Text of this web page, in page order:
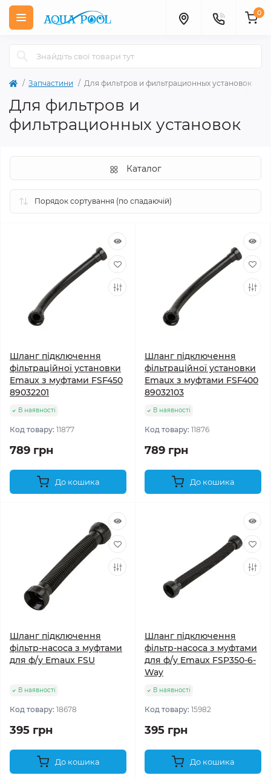
0
Запчастини Для фильтров и фильтрационных установок
Для фильтров и
фильтрационных установок
Каталог
Шланг підключення
фільтраційної установки
Emaux з муфтами FSF450
89032201
В наявності
Код товару: 11877
789 грн
До кошика
Шланг підключення
фільтраційної установки
Emaux з муфтами FSF400
89032103
В наявності
Код товару: 11876
789 грн
До кошика
Шланг підключення
фільтр-насоса з муфтами
для ф/у Emaux FSU
В наявності
Код товару: 18678
395 грн
До кошика
Шланг підключення
фільтр-насоса з муфтами
для ф/у Emaux FSP350-6-
Way
В наявності
Код товару: 15982
395 грн
До кошика